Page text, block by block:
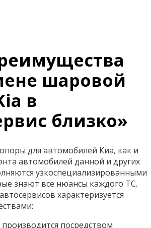
шаровой
в
близко»
для автомобилей Киа, как и
автомобилей данной и других
узкоспециализированными
знают все нюансы каждого ТС.
характеризуется
производится посредством